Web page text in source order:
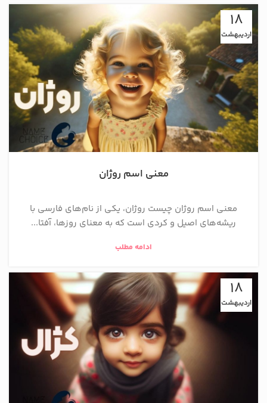
18
اردیبهشت
معنی اسم روژان
معنی اسم روژان چیست روژان، یکی از نام‌های فارسی با
ریشه‌های اصیل و کردی است که به معنای روزها، آفتا...
ادامه مطلب
18
اردیبهشت